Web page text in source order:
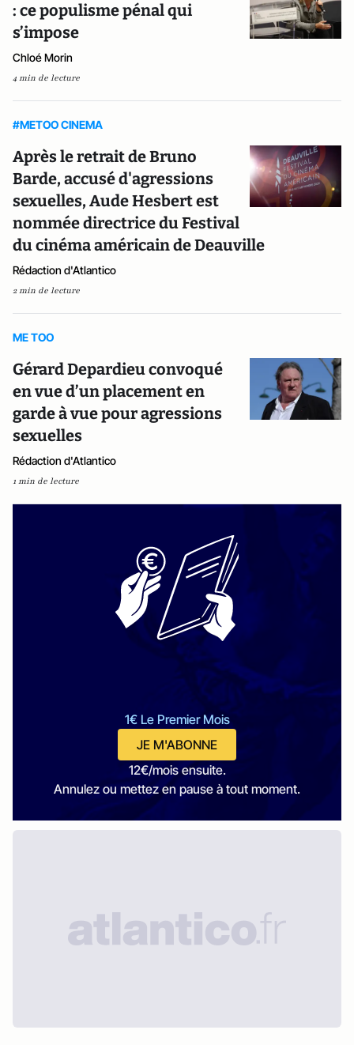
: ce populisme pénal qui
s’impose
Chloé Morin
4 min de lecture
#METOO CINEMA
Après le retrait de Bruno
Barde, accusé d'agressions
sexuelles, Aude Hesbert est
nommée directrice du Festival
du cinéma américain de Deauville
Rédaction d'Atlantico
2 min de lecture
ME TOO
Gérard Depardieu convoqué
en vue d’un placement en
garde à vue pour agressions
sexuelles
Rédaction d'Atlantico
1 min de lecture
1€ Le Premier Mois
JE M'ABONNE
12€/mois ensuite.
Annulez ou mettez en pause à tout moment.